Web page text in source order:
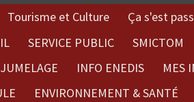
Tourisme et Culture
Ça s'est
SERVICE PUBLIC SMICTOM
JUMELAGE INFO ENEDIS
MES
ENVIRONNEMENT & SANTÉ